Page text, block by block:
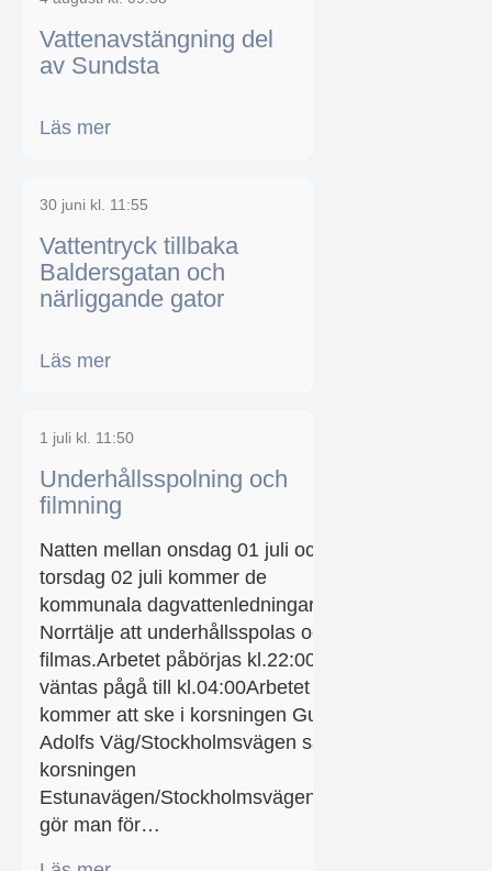
Vattenavstängning del
av Sundsta
Läs mer
30 juni kl. 11:55
Vattentryck tillbaka
Baldersgatan och
närliggande gator
Läs mer
1 juli kl. 11:50
Underhållsspolning och
filmning
Natten mellan onsdag 01 juli och
torsdag 02 juli kommer de
kommunala dagvattenledningarna i
Norrtälje att underhållsspolas och
filmas.Arbetet påbörjas kl.22:00 och
väntas pågå till kl.04:00Arbetet
kommer att ske i korsningen Gustaf
Adolfs Väg/Stockholmsvägen samt
korsningen
Estunavägen/Stockholmsvägen.Detta
gör man för…